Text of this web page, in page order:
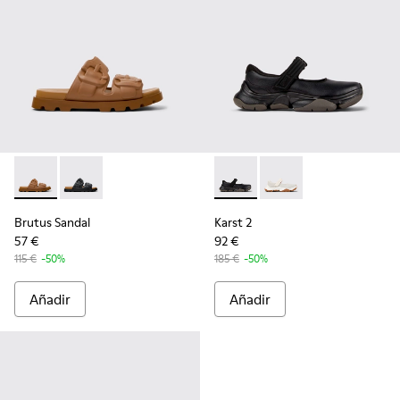
Brutus Sandal - K101046-002 - Sandalias sintéticas
Brutus Sandal - K101046-001
Brutus Sandal
57 €
115 € -50%
Añadir
Karst 2 - K101071-001 -
Karst 2 - K101071-002
Karst 2
92 €
185 € -50%
Añadir